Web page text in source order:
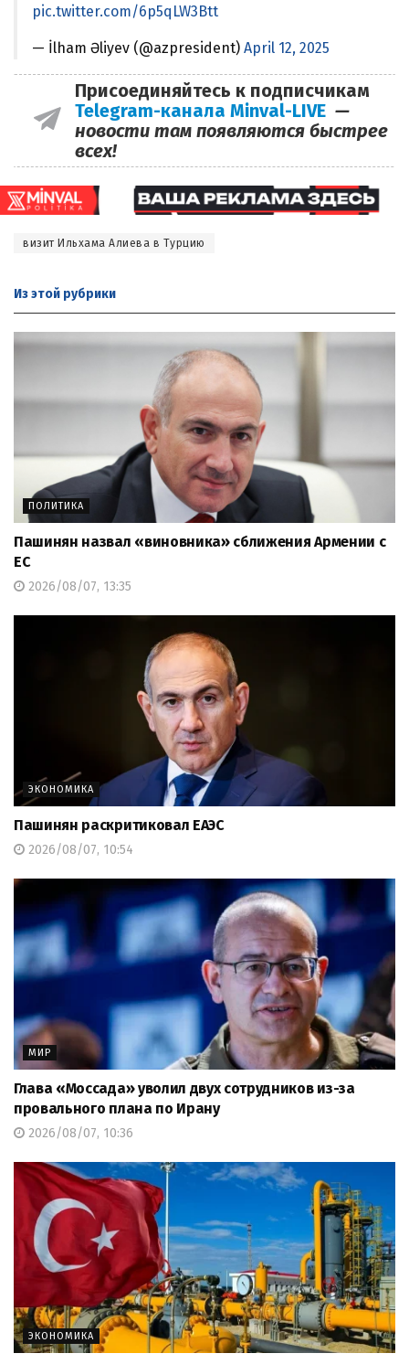
pic.twitter.com/6p5qLW3Btt
— İlham Əliyev (@azpresident) April 12, 2025
Присоединяйтесь к подписчикам
Telegram-канала Minval-LIVE —
новости там появляются быстрее
всех!
визит Ильхама Алиева в Турцию
Из этой рубрики
ПОЛИТИКА
Пашинян назвал «виновника» сближения Армении с
ЕС
2026/08/07, 13:35
ЭКОНОМИКА
Пашинян раскритиковал ЕАЭС
2026/08/07, 10:54
МИР
Глава «Моссада» уволил двух сотрудников из-за
провального плана по Ирану
2026/08/07, 10:36
ЭКОНОМИКА